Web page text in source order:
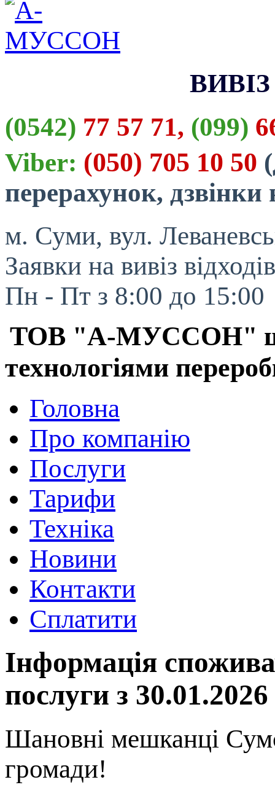
(0542) 77 57 71, (099)
Viber: (050) 705 10 50
перерахунок,
м. Суми, вул.
Заявки на вивіз
Пн - Пт з 8:00 до 15:00
ТОВ "А-МУССОН"
технологіями
Головна
Про компанію
Послуги
Тарифи
Техніка
Новини
Контакти
Сплатити
Інформація
послуги з
Шановні мешканці
громади!